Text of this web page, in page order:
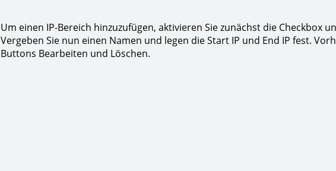
Um einen IP-Bereich hinzuzufügen, aktivieren Sie zunächst die Checkbox
Vergeben Sie nun einen Namen und legen die Start IP und End IP fest.
Buttons Bearbeiten und Löschen.